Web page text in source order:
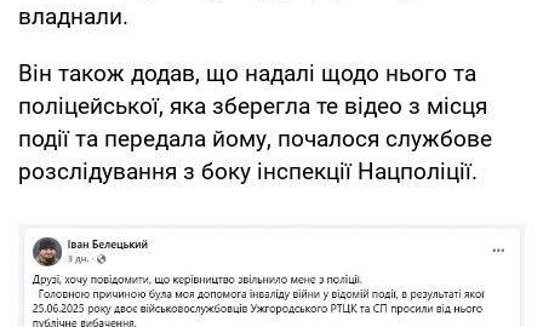
владнали.
Він також додав, що надалі щодо нього та
поліцейської, яка зберегла те відео з місця
події та передала йому, почалося службове
розслідування з боку інспекції Нацполіції.